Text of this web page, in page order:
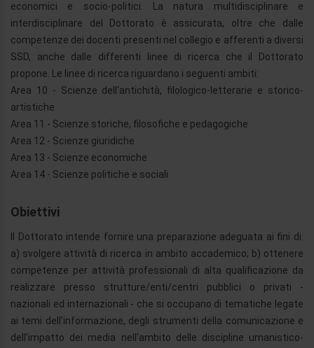
economici e socio-politici. La natura multidisciplinare e
interdisciplinare del Dottorato è assicurata, oltre che dalle
competenze dei docenti presenti nel collegio e afferenti a diversi
SSD, anche dalle differenti linee di ricerca che il Dottorato
propone. Le linee di ricerca riguardano i seguenti ambiti:
Area 10 - Scienze dell'antichità, filologico-letterarie e storico-
artistiche
Area 11 - Scienze storiche, filosofiche e pedagogiche
Area 12 - Scienze giuridiche
Area 13 - Scienze economiche
Area 14 - Scienze politiche e sociali
Obiettivi
Il Dottorato intende fornire una preparazione adeguata ai fini di:
a) svolgere attività di ricerca in ambito accademico; b) ottenere
competenze per attività professionali di alta qualificazione da
realizzare presso strutture/enti/centri pubblici o privati -
nazionali ed internazionali - che si occupano di tematiche legate
ai temi dell’informazione, degli strumenti della comunicazione e
dell’impatto dei media nell'ambito delle discipline umanistico-